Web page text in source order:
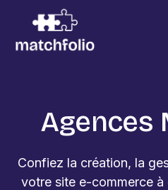
Agences
Confiez la création, la
votre site e-commerce